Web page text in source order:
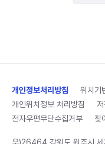
개인정보처리방침
위치기
개인위치정보 처리방침
전자우편무단수집거부
찾